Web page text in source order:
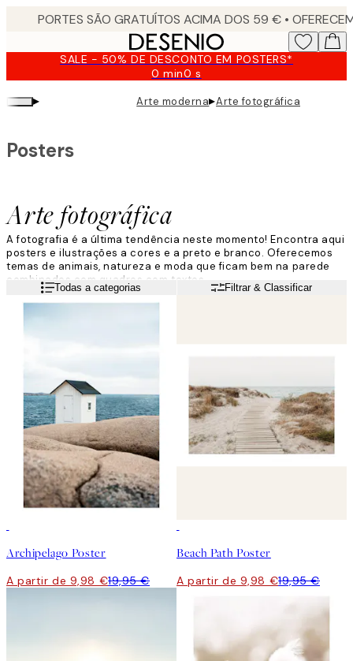
SALE - 50% DE DESCONTO EM POSTERS*
0 min0 s
Válido
até:
2026-
▸ Arte moderna▸Arte fotográfica
Arte fotográfica
Posters
A fotografia é a última tendência neste momento! Encontra aqui
posters e ilustrações a cores e a preto e branco. Oferecemos
temas de animais, natureza e moda que ficam bem na parede
combinados com quadros com textos.
Leia maisTodas a categorias Filtrar & Classificar
Archipelago Poster
A partir de 9,98 €19,95 €
Beach Path Poster
A partir de 9,98 €19,95 €